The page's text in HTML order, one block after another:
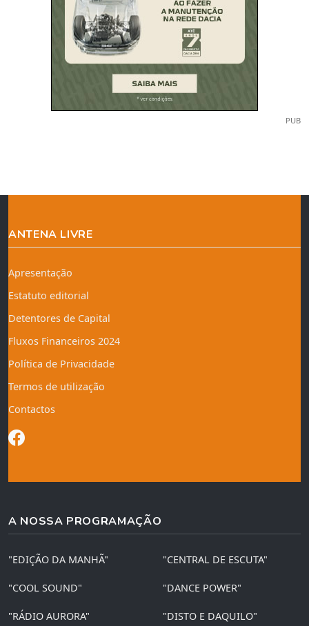
PUB
ANTENA LIVRE
Apresentação
Estatuto editorial
Detentores de Capital
Fluxos Financeiros 2024
Política de Privacidade
Termos de utilização
Contactos
A NOSSA PROGRAMAÇÃO
"EDIÇÃO DA MANHÃ" "CENTRAL DE ESCUTA"
"COOL SOUND" "DANCE POWER"
"RÁDIO AURORA" "DISTO E DAQUILO"